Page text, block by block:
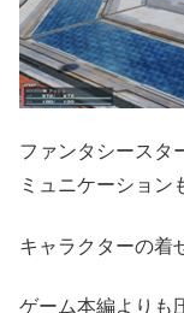
ファンタシースタ
ミュニケーション
キャラクターの着
ゲーム本編よりも